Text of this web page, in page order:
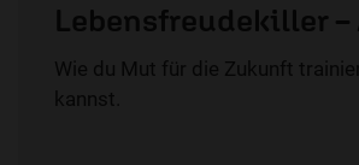
Lebensfreudekiller –
Wie du Mut für die Zukunft
kannst.